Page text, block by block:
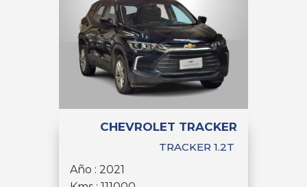
CHEVROLET TRACKER
TRACKER 1.2T
Año : 2021